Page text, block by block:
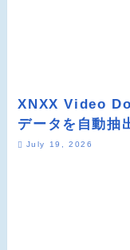
XNXX Video
データを自動抽
July 19, 2026